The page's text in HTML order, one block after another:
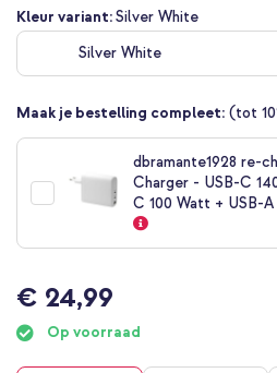
Ga
naar
begin
de
afbeeldingen-
Kleur variant:Silver White
Silver White
Maak je bestelling compleet: (tot
dbramante1928 re-
Charger - USB-C
C 100 Watt + USB-
€ 24,99
Op voorraad